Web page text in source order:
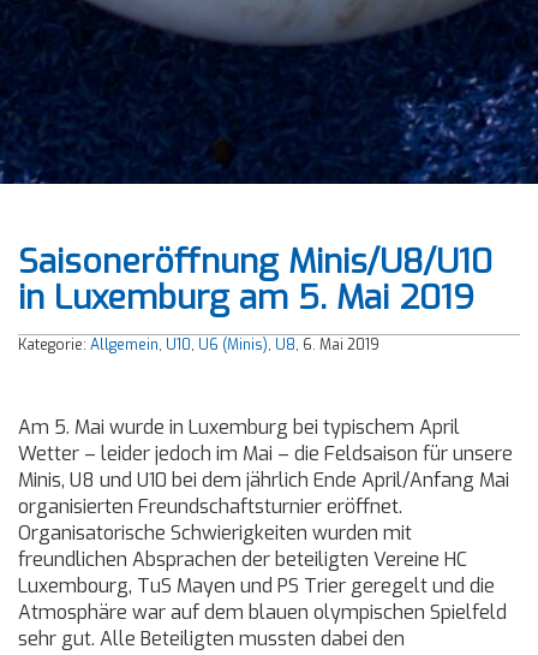
Saisoneröffnung Minis/U8/U10
in Luxemburg am 5. Mai 2019
Kategorie: Allgemein, U10, U6 (Minis), U8, 6. Mai 2019
Am 5. Mai wurde in Luxemburg bei typischem April
Wetter – leider jedoch im Mai – die Feldsaison für unsere
Minis, U8 und U10 bei dem jährlich Ende April/Anfang Mai
organisierten Freundschaftsturnier eröffnet.
Organisatorische Schwierigkeiten wurden mit
freundlichen Absprachen der beteiligten Vereine HC
Luxembourg, TuS Mayen und PS Trier geregelt und die
Atmosphäre war auf dem blauen olympischen Spielfeld
sehr gut. Alle Beteiligten mussten dabei den